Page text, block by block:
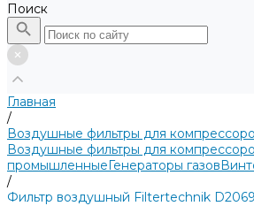
Поиск
Главная
/
Воздушные фильтры для
Воздушные фильтры для
промышленныеГенераторы газов
/
Фильтр воздушный Filtertechnik